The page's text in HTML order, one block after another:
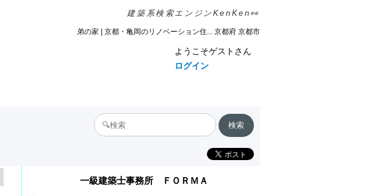
建築系検索エンジンKenKen👀
弟の家 | 京都・亀岡のリノベーション住... 京都府 京都市
ようこそゲストさん
ログイン
一級建築士事務所 ＦＯＲＭＡ